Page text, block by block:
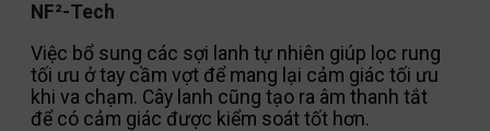
NF²-Tech
Việc bổ sung các sợi lanh tự nhiên giúp lọc rung
tối ưu ở tay cầm vợt để mang lại cảm giác tối ưu
khi va chạm. Cây lanh cũng tạo ra âm thanh tắt
để có cảm giác được kiểm soát tốt hơn.